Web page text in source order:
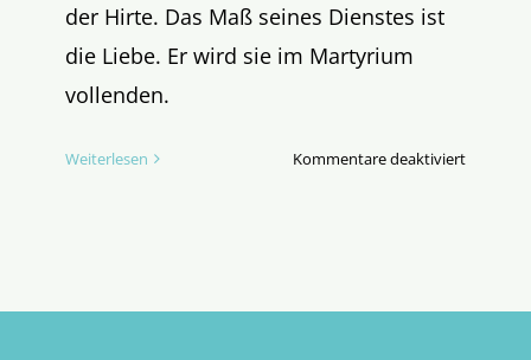
der Hirte. Das Maß seines Dienstes ist
die Liebe. Er wird sie im Martyrium
vollenden.
Weiterlesen Kommentare deaktiviertfür